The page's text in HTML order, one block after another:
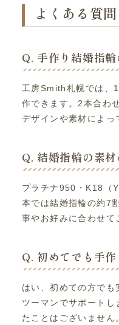
よくある質
Q. 手作り結婚指
工房Smith札幌では、
作できます。2本合わ
デザインや素材によっ
Q. 結婚指輪の素
プラチナ950・K18（
本では結婚指輪の約7
事やお好みに合わせて
Q. 初めてでも手
はい、初めての方でも
ツーマンでサポートし
たことはございません